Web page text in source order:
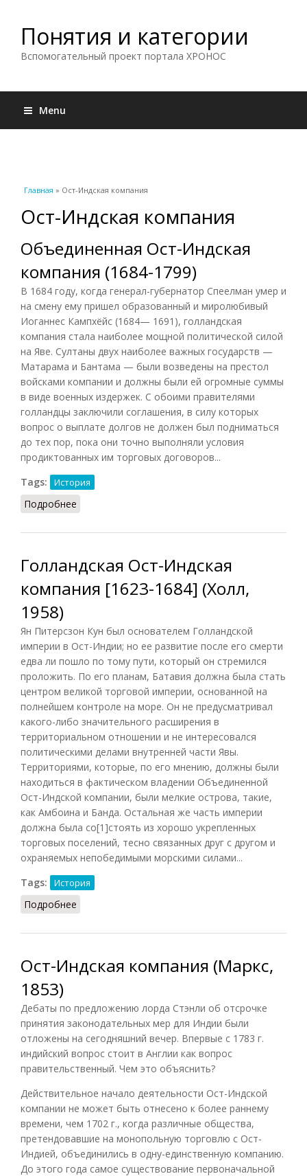
Понятия и категории
Вспомогательный проект портала ХРОНОС
Menu
Вы здесь
Главная » Ост-Индская компания
Ост-Индская компания
Объединенная Ост-Индская
компания (1684-1799)
В 1684 году, когда генерал-губернатор Спеелман умер и
на смену ему пришел образованный и миролюбивый
Иоганнес Кампхёйс (1684— 1691), голландская
компания стала наиболее мощной политической силой
на Яве. Султаны двух наиболее важных государств —
Матарама и Бантама — были возведены на престол
войсками компании и должны были ей огромные суммы
в виде военных издержек. С обоими правителями
голландцы заключили соглашения, в силу которых
вопрос о выплате долгов не должен был подниматься
до тех пор, пока они точно выполняли условия
продиктованных им торговых договоров...
Tags:
История
Подробнее
Голландская Ост-Индская
компания [1623-1684] (Холл,
1958)
Ян Питерсзон Кун был основателем Голландской
империи в Ост-Индии; но ее развитие после его смерти
едва ли пошло по тому пути, который он стремился
проложить. По его планам, Батавия должна была стать
центром великой торговой империи, основанной на
полнейшем контроле на море. Он не предусматривал
какого-либо значительного расширения в
территориальном отношении и не интересовался
политическими делами внутренней части Явы.
Территориями, которые, по его мнению, должны были
находиться в фактическом владении Объединенной
Ост-Индской компании, были мелкие острова, такие,
как Амбоина и Банда. Остальная же часть империи
должна была со[1]стоять из хорошо укрепленных
торговых поселений, тесно связанных друг с другом и
охраняемых непобедимыми морскими силами...
Tags:
История
Подробнее
Ост-Индская компания (Маркс,
1853)
Дебаты по предложению лорда Стэнли об отсрочке
принятия законодательных мер для Индии были
отложены на сегодняшний вечер. Впервые с 1783 г.
индийский вопрос стоит в Англии как вопрос
правительственный. Чем это объяснить?
Действительное начало деятельности Ост-Индской
компании не может быть отнесено к более раннему
времени, чем 1702 г., когда различные общества,
претендовавшие на монопольную торговлю с Ост-
Индией, объединились в одну-единственную компанию.
До этого года самое существование первоначальной